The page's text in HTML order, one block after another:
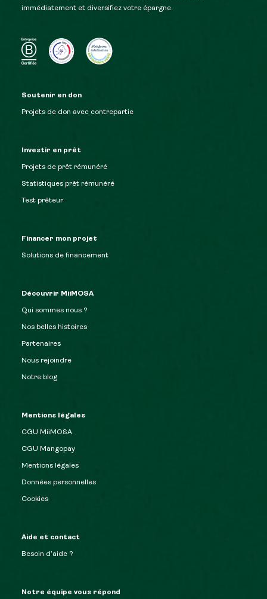
immédiatement et diversifiez votre épargne.
Soutenir en don
Projets de don avec contrepartie
Investir en prêt
Projets de prêt rémunéré
Statistiques prêt rémunéré
Test prêteur
Financer mon projet
Solutions de financement
Découvrir MiiMOSA
Qui sommes nous ?
Nos belles histoires
Partenaires
Nous rejoindre
Notre blog
Mentions légales
CGU MiiMOSA
CGU Mangopay
Mentions légales
Données personnelles
Cookies
Aide et contact
Besoin d’aide ?
Notre équipe vous répond